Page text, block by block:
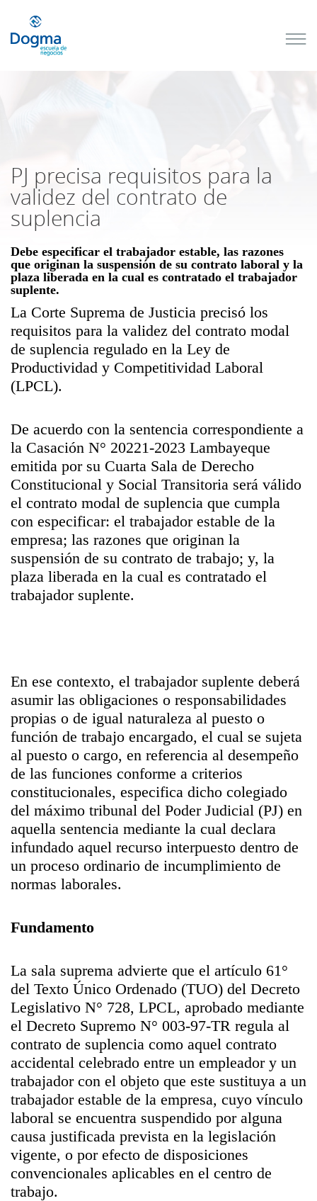
PJ precisa requisitos para la
validez del contrato de
suplencia
Debe especificar el trabajador estable, las razones
que originan la suspensión de su contrato laboral y la
plaza liberada en la cual es contratado el trabajador
suplente.
La Corte Suprema de Justicia precisó los
requisitos para la validez del contrato modal
de suplencia regulado en la Ley de
Productividad y Competitividad Laboral
(LPCL).
De acuerdo con la sentencia correspondiente a
la Casación N° 20221-2023 Lambayeque
emitida por su Cuarta Sala de Derecho
Constitucional y Social Transitoria será válido
el contrato modal de suplencia que cumpla
con especificar: el trabajador estable de la
empresa; las razones que originan la
suspensión de su contrato de trabajo; y, la
plaza liberada en la cual es contratado el
trabajador suplente.
En ese contexto, el trabajador suplente deberá
asumir las obligaciones o responsabilidades
propias o de igual naturaleza al puesto o
función de trabajo encargado, el cual se sujeta
al puesto o cargo, en referencia al desempeño
de las funciones conforme a criterios
constitucionales, especifica dicho colegiado
del máximo tribunal del Poder Judicial (PJ) en
aquella sentencia mediante la cual declara
infundado aquel recurso interpuesto dentro de
un proceso ordinario de incumplimiento de
normas laborales.
Fundamento
La sala suprema advierte que el artículo 61°
del Texto Único Ordenado (TUO) del Decreto
Legislativo N° 728, LPCL, aprobado mediante
el Decreto Supremo N° 003-97-TR regula al
contrato de suplencia como aquel contrato
accidental celebrado entre un empleador y un
trabajador con el objeto que este sustituya a un
trabajador estable de la empresa, cuyo vínculo
laboral se encuentra suspendido por alguna
causa justificada prevista en la legislación
vigente, o por efecto de disposiciones
convencionales aplicables en el centro de
trabajo.
próximos